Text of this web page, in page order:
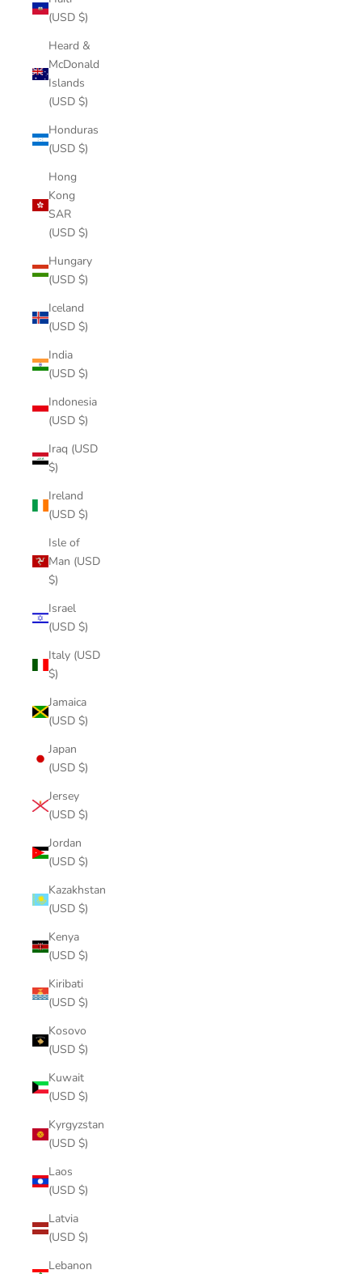
(USD $)
Heard &
McDonald
Islands
(USD $)
Honduras
(USD $)
Hong
Kong
SAR
(USD $)
Hungary
(USD $)
Iceland
(USD $)
India
(USD $)
Indonesia
(USD $)
Iraq (USD
$)
Ireland
(USD $)
Isle of
Man (USD
$)
Israel
(USD $)
Italy (USD
$)
Jamaica
(USD $)
Japan
(USD $)
Jersey
(USD $)
Jordan
(USD $)
Kazakhstan
(USD $)
Kenya
(USD $)
Kiribati
(USD $)
Kosovo
(USD $)
Kuwait
(USD $)
Kyrgyzstan
(USD $)
Laos
(USD $)
Latvia
(USD $)
Lebanon